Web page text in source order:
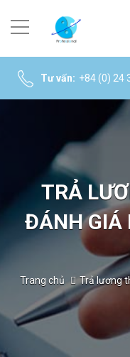
Tư vấn: +84 (0) 24
TRẢ
ĐÁNH GIÁ
Trang chủ Trả lương